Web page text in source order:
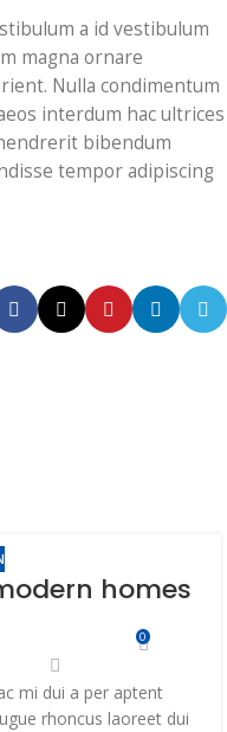
a id vestibulum
magna ornare
Nulla condimentum
interdum hac ultrices
bibendum
tempor adipiscing
homes
0
mi dui a per aptent
rhoncus laoreet dui